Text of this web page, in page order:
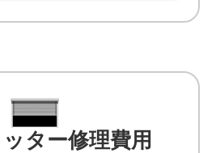
ター修理費用